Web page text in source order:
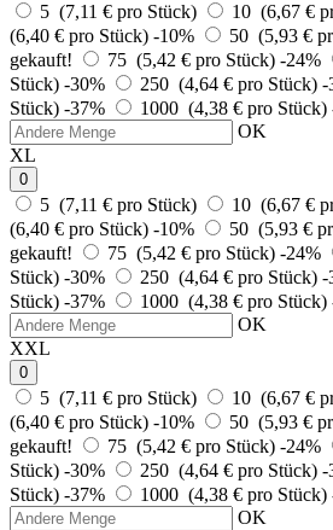
5 (7,11 € pro Stück) 10 (6,67 €
(6,40 € pro Stück) -10% 50 (5,93 €
gekauft!
75 (5,42 € pro Stück) -24%
Stück) -30% 250 (4,64 € pro Stück) -
Stück) -37% 1000 (4,38 € pro Stück)
OK
XL
0
5 (7,11 € pro Stück) 10 (6,67 €
(6,40 € pro Stück) -10% 50 (5,93 €
gekauft!
75 (5,42 € pro Stück) -24%
Stück) -30% 250 (4,64 € pro Stück) -
Stück) -37% 1000 (4,38 € pro Stück)
OK
XXL
0
5 (7,11 € pro Stück) 10 (6,67 €
(6,40 € pro Stück) -10% 50 (5,93 €
gekauft!
75 (5,42 € pro Stück) -24%
Stück) -30% 250 (4,64 € pro Stück) -
Stück) -37% 1000 (4,38 € pro Stück)
OK